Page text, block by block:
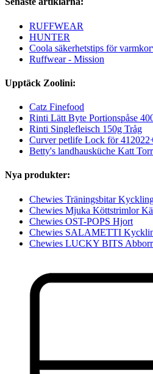
RUFFWEAR
HUNTER
Coola säkerhetstips för
Ruffwear - Mission
Upptäck Zoolini:
Catz Finefood
Rinti Lätt Byte Portionspåse
Rinti Singlefleisch 150g Tråg
Curver petlife Lock för
Betty's landhausküche Katt
Nya produkter:
Chewies Träningsbitar
Chewies Mjuka Köttstrimlor
Chewies OST-POPS Hjort
Chewies SALAMETTI
Chewies LUCKY BITS